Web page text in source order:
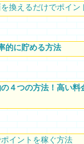
換えるだけでポイン
的に貯める方法
４つの方法！高い料
イントを稼ぐ方法